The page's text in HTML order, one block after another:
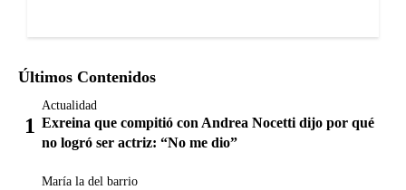
Últimos Contenidos
Actualidad
Exreina que compitió con Andrea Nocetti dijo por qué
no logró ser actriz: “No me dio”
María la del barrio